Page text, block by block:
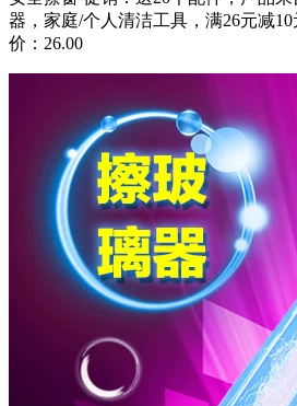
器，家庭/个人清洁工具，满26元减
价：26.00